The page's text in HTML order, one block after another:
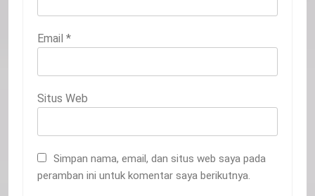
Email *
Situs Web
Simpan nama, email, dan situs web saya pada
peramban ini untuk komentar saya berikutnya.